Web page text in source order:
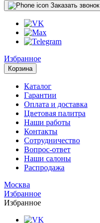
Заказать звонок
Избранное
Корзина
Каталог
Гарантии
Оплата и доставка
Цветовая палитра
Наши работы
Контакты
Сотрудничество
Вопрос-ответ
Наши салоны
Распродажа
Москва
Избранное
Избранное